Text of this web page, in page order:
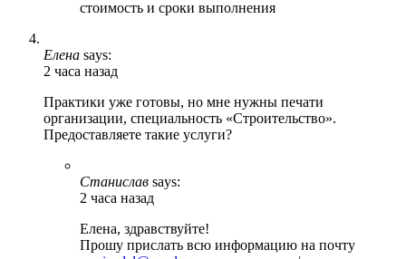
стоимость и сроки выполнения
Елена says:
2 часа назад
Практики уже готовы, но мне нужны печати
организации, специальность «Строительство».
Предоставляете такие услуги?
Станислав says:
2 часа назад
Елена, здравствуйте!
Прошу прислать всю информацию на почту